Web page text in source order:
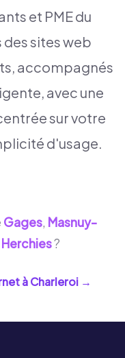
et PME du
des sites web
accompagnés
avec une
sur votre
d'usage.
Gages, Masnuy-
Herchies?
àCharleroi →